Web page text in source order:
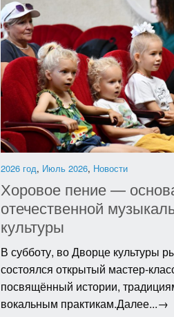
2026 год, Июль 2026, Новости
Хоровое пение —
отечественной
культуры
В субботу, во Дворце культуры
состоялся открытый мастер-
посвящённый истории,
вокальным практикам.Далее...→